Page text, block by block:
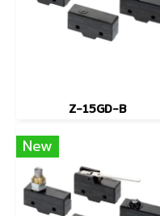
Z-15GD-B
New